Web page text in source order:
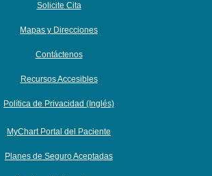
Solicite Cita
Mapas y Direcciones
Contáctenos
Recursos Accesibles
Política de Privacidad (Inglés)
MyChart Portal del Paciente
Planes de Seguro Aceptadas